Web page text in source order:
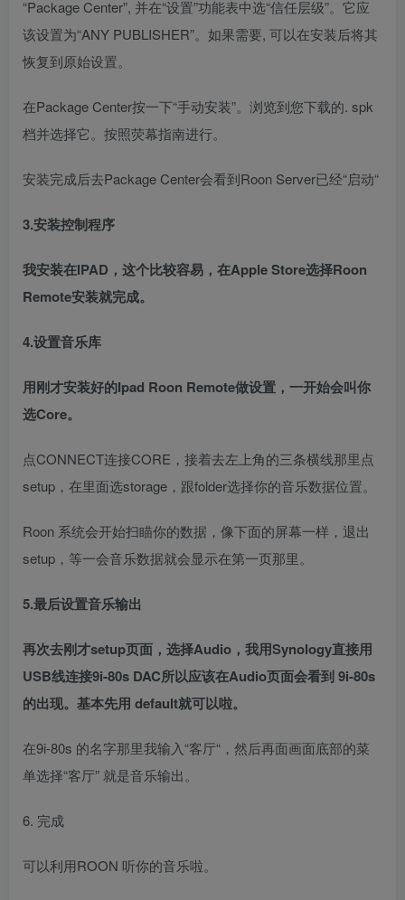
“Package Center”, 并在“设置”功能表中选“信任层级”。它应
该设置为“ANY PUBLISHER”。如果需要, 可以在安装后将其
恢复到原始设置。
在Package Center按一下“手动安装”。浏览到您下载的. spk
档并选择它。按照荧幕指南进行。
安装完成后去Package Center会看到Roon Server已经“启动“
3.安装控制程序
我安装在IPAD，这个比较容易，在Apple Store选择Roon
Remote安装就完成。
4.设置音乐库
用刚才安装好的Ipad Roon Remote做设置，一开始会叫你
选Core。
点CONNECT连接CORE，接着去左上角的三条横线那里点
setup，在里面选storage，跟folder选择你的音乐数据位置。
Roon 系统会开始扫瞄你的数据，像下面的屏幕一样，退出
setup，等一会音乐数据就会显示在第一页那里。
5.最后设置音乐输出
再次去刚才setup页面，选择Audio，我用Synology直接用
USB线连接9i-80s DAC所以应该在Audio页面会看到 9i-80s
的出现。基本先用 default就可以啦。
在9i-80s 的名字那里我输入“客厅“，然后再面画面底部的菜
单选择“客厅” 就是音乐输出。
6. 完成
可以利用ROON 听你的音乐啦。